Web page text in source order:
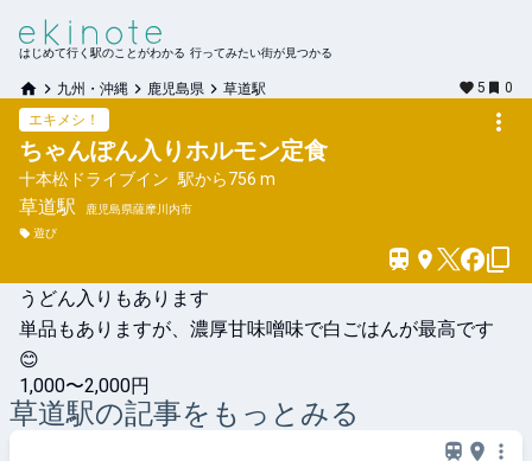
はじめて行く駅のことがわかる 行ってみたい街が見つかる
九州・沖縄 鹿児島県 草道駅 5
0
エキメシ！
ちゃんぽん入りホルモン定食
十本松ドライブイン 駅から756 m
草道駅
鹿児島県薩摩川内市
遊び
うどん入りもあります
単品もありますが、濃厚甘味噌味で白ごはんが最高です
😊
1,000〜2,000円
草道駅の記事をもっとみる